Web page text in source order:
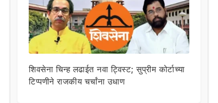
शिवसेना चिन्ह लढाईत नवा ट्विस्ट; सुप्रीम कोर्टाच्या
टिप्पणीने राजकीय चर्चांना उधाण